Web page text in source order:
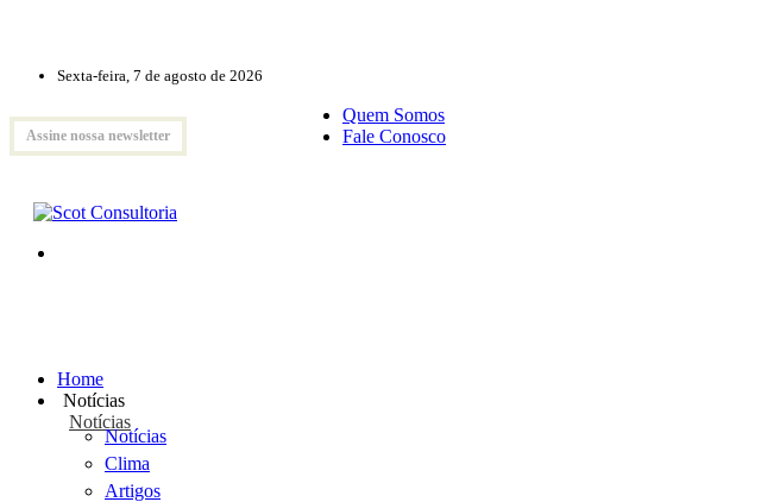
Sexta-feira, 7 de agosto de 2026
Assine nossa newsletter
Quem Somos
Fale Conosco
Home
Notícias
Notícias
Notícias
Clima
Artigos